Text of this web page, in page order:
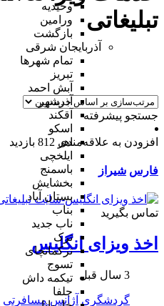
وحیدیه
ورامین
بازگشت
آذربایجان شرقی
تمام شهر‌ها
تبریز
آبش احمد
آذرشهر
آقکند
اسکو
اهر
ایلخچی
باسمنج
بخشایش
بستان آباد
بناب
ناب جدید
ترک
ترکمانچای
تسوج
تیکمه داش
جلفا
تبلیغاتی
جستجو پیشرفته
افزودن به علاقه‌مندی 812 بازدید
فارس شیراز
تماس بگیرید
اخذ ویزای انگلیس
3 سال قبل
گردشگری آژانس مسافرتی